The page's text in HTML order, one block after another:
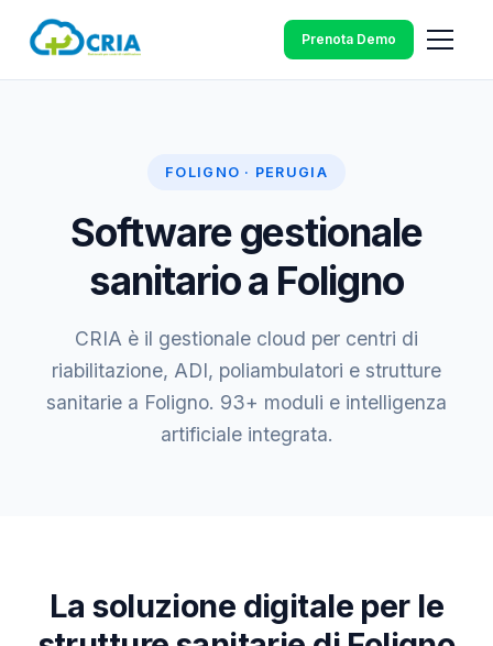
Prenota Demo
FOLIGNO · PERUGIA
Software gestionale
sanitario a Foligno
CRIA è il gestionale cloud per centri di
riabilitazione, ADI, poliambulatori e strutture
sanitarie a Foligno. 93+ moduli e intelligenza
artificiale integrata.
La soluzione digitale per le